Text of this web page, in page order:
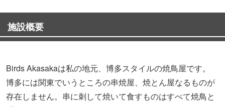
施設概要
Birds Akasakaは私の地元、博多スタイルの焼鳥屋です。
博多には関東でいうところの串焼屋、焼とん屋なるものが
存在しません。串に刺して焼いて食すものはすべて焼鳥と